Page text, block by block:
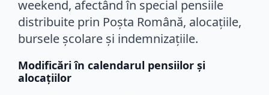
weekend, afectând în special pensiile
distribuite prin Poșta Română, alocațiile,
bursele școlare și indemnizațiile.
Modificări în calendarul pensiilor și
alocațiilor